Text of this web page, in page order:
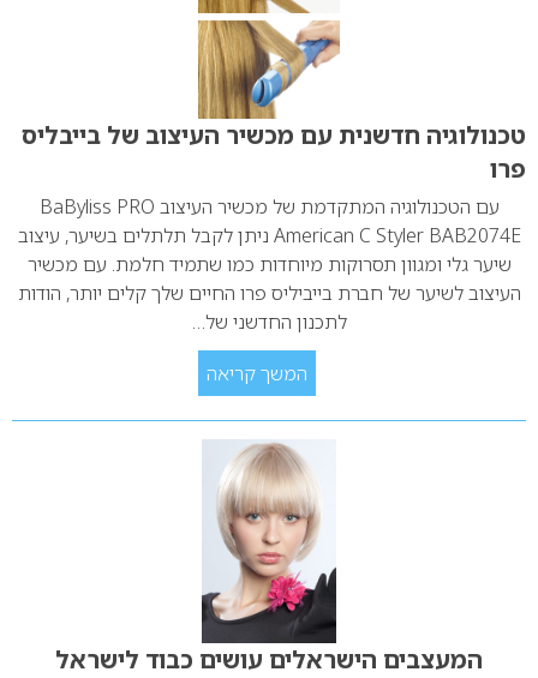
טכנולוגיה חדשנית עם מכשיר העיצוב של בייבליס
פרו
עם הטכנולוגיה המתקדמת של מכשיר העיצוב BaByliss PRO
American C Styler BAB2074E ניתן לקבל תלתלים בשיער, עיצוב
שיער גלי ומגוון תסרוקות מיוחדות כמו שתמיד חלמת. עם מכשיר
העיצוב לשיער של חברת בייביליס פרו החיים שלך קלים יותר, הודות
לתכנון החדשני של…
המשך קריאה
המעצבים הישראלים עושים כבוד לישראל